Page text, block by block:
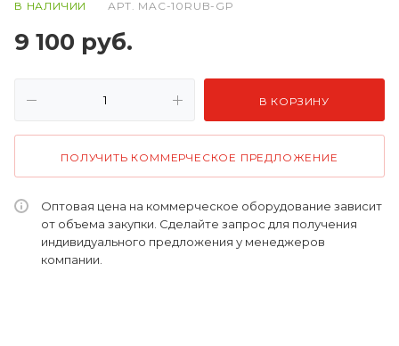
В НАЛИЧИИ АРТ. MAC-10RUB-GP
9 100 руб.
В КОРЗИНУ
ПОЛУЧИТЬ КОММЕРЧЕСКОЕ ПРЕДЛОЖЕНИЕ
Оптовая цена на коммерческое оборудование зависит
от объема закупки. Сделайте запрос для получения
индивидуального предложения у менеджеров
компании.